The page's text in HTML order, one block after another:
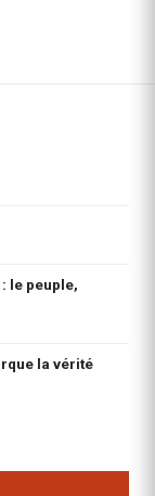
le peuple,
la vérité